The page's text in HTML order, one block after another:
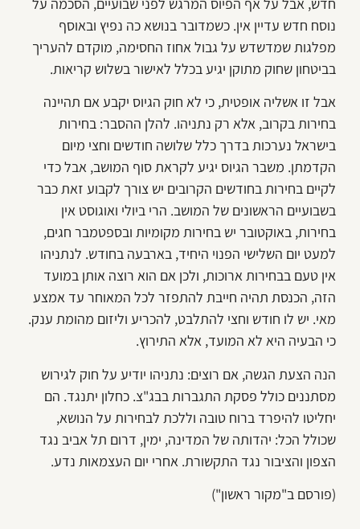
נוסח חדש עדיין אין. כשמדובר בנושא כה נפיץ ובאוסף
מפלגות שמדשדש על גבול אחוז החסימה, מוקדם להעריך
בביטחון שחוק מתוקן יגיע בכלל לאישור בשלוש קריאות.
אבל זו אשליה אופטית, כי לא חוק הגיוס יקבע אם תהיינה
בחירות בקרוב, אלא רק נתניהו. להלן ההסבר: בחירות
בישראל נערכות בדרך כלל שלושה חודשים וחצי מיום
הקדמתן. משבר הגיוס יגיע לקראת סוף המושב, אבל כדי
לקיים בחירות בחודשים הקרובים יש צורך לקבוע זאת כבר
בשבועיים הראשונים של המושב. הרי ביולי ואוגוסט אין
בחירות, באוקטובר יש בחירות מקומיות ובספטמבר חגים,
למעט יום השלישי הפנוי היחיד, בארבעה בחודש. לנתניהו
אין טעם בבחירות ארוכות, ולכן אם הוא רוצה אותן במועד
הזה, הכנסת תהיה חייבת להתפזר לכל המאוחר עד אמצע
מאי. יש לו חודש וחצי להתלבט, להכריע וליזום מהומת ענק.
כי הבעיה היא לא המועד, אלא התירוץ.
הנה הצעת הגשה, אם רוצים: נתניהו יודיע על חוק לגירוש
מסתננים כולל פסקת התגברות בבג"צ. כחלון יתנגד. הם
יחליטו להיפרד ברוח טובה וללכת לבחירות על הנושא,
שכולל הכל: יהדותה של המדינה, ימין, דרום תל אביב נגד
הצפון והציבור נגד התקשורת. אחרי יום העצמאות נדע.
(פורסם ב"מקור ראשון")